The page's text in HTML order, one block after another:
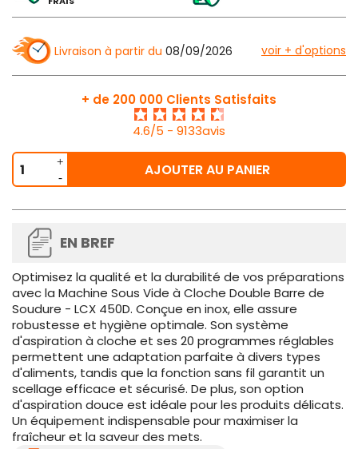
Livraison à partir du 08/09/2026 voir + d'options
+ de 200 000 Clients Satisfaits
4.6/5 - 9133avis
AJOUTER AU PANIER
EN BREF
Optimisez la qualité et la durabilité de vos préparations
avec la Machine Sous Vide à Cloche Double Barre de
Soudure - LCX 450D. Conçue en inox, elle assure
robustesse et hygiène optimale. Son système
d'aspiration à cloche et ses 20 programmes réglables
permettent une adaptation parfaite à divers types
d'aliments, tandis que la fonction sans fil garantit un
scellage efficace et sécurisé. De plus, son option
d'aspiration douce est idéale pour les produits délicats.
Un équipement indispensable pour maximiser la
fraîcheur et la saveur des mets.